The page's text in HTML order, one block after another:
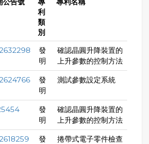
公告號
專
利
類
別
專利名稱
發
明
確認晶圓升降裝置的
上升參數的控制方法
發
明
測試參數設定系統
發
明
確認晶圓升降裝置的
上升參數的控制方法
發
捲帶式電子零件檢查